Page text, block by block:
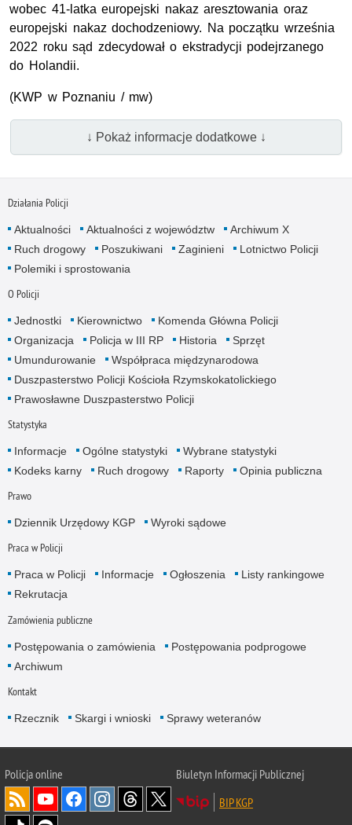
wobec 41-latka europejski nakaz aresztowania oraz
europejski nakaz dochodzeniowy. Na początku września
2022 roku sąd zdecydował o ekstradycji podejrzanego
do Holandii.
(KWP w Poznaniu / mw)
↓ Pokaż informacje dodatkowe ↓
Działania Policji
Aktualności Aktualności z województw
Archiwum X
Ruch drogowy
Poszukiwani Zaginieni
Lotnictwo Policji
Polemiki i sprostowania
O Policji
Jednostki Kierownictwo
Komenda Główna Policji
Organizacja
Policja w III RP Historia
Sprzęt
Umundurowanie
Współpraca międzynarodowa
Duszpasterstwo Policji Kościoła Rzymskokatolickiego
Prawosławne Duszpasterstwo Policji
Statystyka
Informacje Ogólne statystyki
Wybrane statystyki
Kodeks karny
Ruch drogowy Raporty Opinia publiczna
Prawo
Dziennik Urzędowy KGP Wyroki sądowe
Praca w Policji
Praca w Policji Informacje Ogłoszenia
Listy rankingowe
Rekrutacja
Zamówienia publiczne
Postępowania o zamówienia
Postępowania podprogowe
Archiwum
Kontakt
Rzecznik Skargi i wnioski Sprawy weteranów
Policjaonline
Biuletyn Informacji Publicznej
BIP KGP